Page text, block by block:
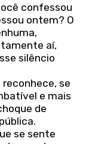
confessou
ontem? O
aí,
silêncio
reconhece, se
e mais
de
se sente